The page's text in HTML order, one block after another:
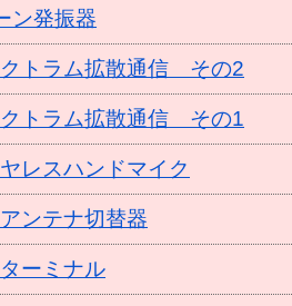
発振器
トラム拡散通信 その2
トラム拡散通信 その1
レスハンドマイク
ンテナ切替器
ーミナル